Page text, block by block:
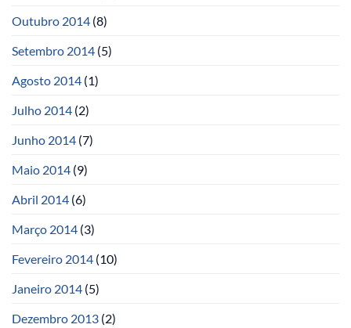
Outubro 2014 (8)
Setembro 2014 (5)
Agosto 2014 (1)
Julho 2014 (2)
Junho 2014 (7)
Maio 2014 (9)
Abril 2014 (6)
Março 2014 (3)
Fevereiro 2014 (10)
Janeiro 2014 (5)
Dezembro 2013 (2)